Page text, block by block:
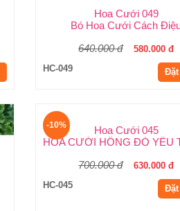
Hoa Cưới 049
Bó Hoa Cưới Cách
640.000 đ
580.000 đ
HC-049
Đặt
-10%